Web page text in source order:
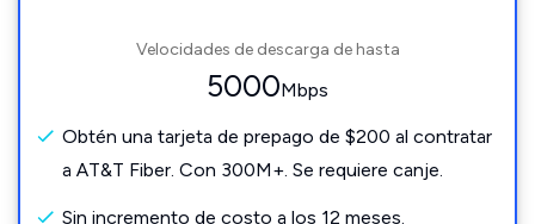
Velocidades de descarga de hasta
5000Mbps
Obtén una tarjeta de prepago de $200 al contratar
a AT&T Fiber. Con 300M+. Se requiere canje.
Sin incremento de costo a los 12 meses.